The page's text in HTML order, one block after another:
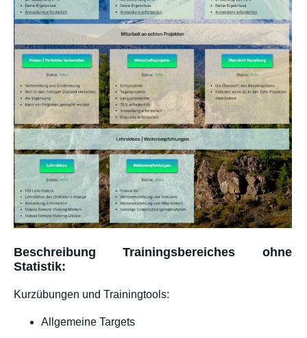
Beschreibung Trainingsbereiches ohne
Statistik:
Kurzübungen und Trainingtools:
Allgemeine Targets